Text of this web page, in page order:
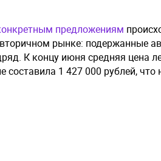
предложениям
рынке: подержанные
К концу июня средняя цена
составила 1 427 000 рублей, что